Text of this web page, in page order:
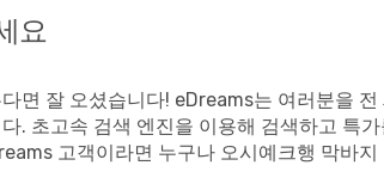
요
면 잘 오셨습니다! eDreams는 여러분을
. 초고속 검색 엔진을 이용해 검색하고 특
고객이라면 누구나 오시예크행 막바